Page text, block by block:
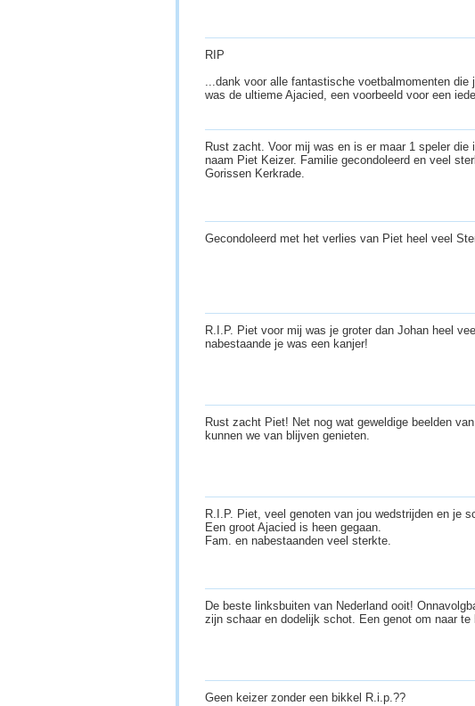
RIP
...dank voor alle fantastische voetbalmomenten die
was de ultieme Ajacied, een voorbeeld voor een
Rust zacht. Voor mij was en is er maar 1 speler die
naam Piet Keizer. Familie gecondoleerd en veel
Gorissen Kerkrade.
Gecondoleerd met het verlies van Piet heel veel
R.I.P. Piet voor mij was je groter dan Johan heel
nabestaande je was een kanjer!
Rust zacht Piet! Net nog wat geweldige beelden
kunnen we van blijven genieten.
R.I.P. Piet, veel genoten van jou wedstrijden en je
Een groot Ajacied is heen gegaan.
Fam. en nabestaanden veel sterkte.
De beste linksbuiten van Nederland ooit!
zijn schaar en dodelijk schot. Een genot om naar
Geen keizer zonder een bikkel R.i.p.??